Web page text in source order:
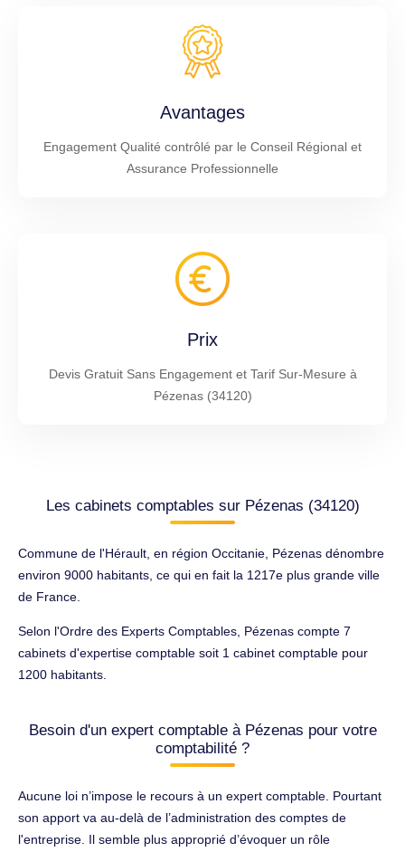
Avantages
Engagement Qualité contrôlé par le Conseil Régional et
Assurance Professionnelle
Prix
Devis Gratuit Sans Engagement et Tarif Sur-Mesure à
Pézenas (34120)
Les cabinets comptables sur Pézenas (34120)
Commune de l'Hérault, en région Occitanie, Pézenas dénombre
environ 9000 habitants, ce qui en fait la 1217e plus grande ville
de France.
Selon l'Ordre des Experts Comptables, Pézenas compte 7
cabinets d'expertise comptable soit 1 cabinet comptable pour
1200 habitants.
Besoin d'un expert comptable à Pézenas pour votre
comptabilité ?
Aucune loi n’impose le recours à un expert comptable. Pourtant
son apport va au-delà de l’administration des comptes de
l'entreprise. Il semble plus approprié d’évoquer un rôle